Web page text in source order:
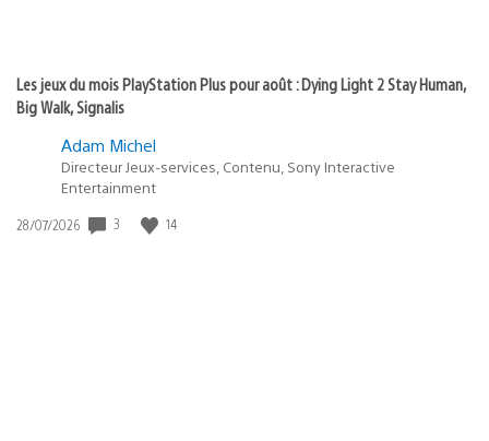
Les jeux du mois PlayStation Plus pour août : Dying Light 2 Stay Human,
Big Walk, Signalis
Adam Michel
Directeur Jeux-services, Contenu, Sony Interactive
Entertainment
Date
28/07/2026 3 14